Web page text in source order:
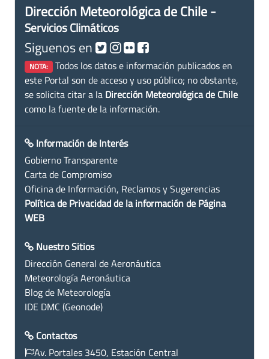
Dirección Meteorológica de Chile -
Servicios Climáticos
Siguenos en
NOTA: Todos los datos e información publicados en
este Portal son de acceso y uso público; no obstante,
se solicita citar a la Dirección Meteorológica de Chile
como la fuente de la información.
Información de Interés
Gobierno Transparente
Carta de Compromiso
Oficina de Información, Reclamos y Sugerencias
Política de Privacidad de la información de Página
WEB
Nuestro Sitios
Dirección General de Aeronáutica
Meteorología Aeronáutica
Blog de Meteorología
IDE DMC (Geonode)
Contactos
Av. Portales 3450, Estación Central